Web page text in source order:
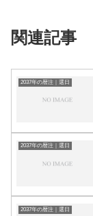
関連記事
2037年の暦注｜選日
2037年の暦注｜選日
2037年の暦注｜選日